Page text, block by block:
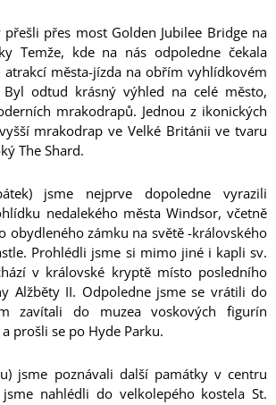
přes most Golden Jubilee Bridge na
Temže, kde na nás odpoledne čekala
atrakcí města-jízda na obřím vyhlídkovém
Byl odtud krásný výhled na celé město,
mrakodrapů. Jednou z ikonických
mrakodrap ve Velké Británii ve tvaru
The Shard.
jsme nejprve dopoledne vyrazili
nedalekého města Windsor, včetně
obydleného zámku na světě -královského
Prohlédli jsme si mimo jiné i kapli sv.
v královské kryptě místo posledního
Alžběty II. Odpoledne jsme se vrátili do
zavítali do muzea voskových figurín
prošli se po Hyde Parku.
jsme poznávali další památky v centru
nahlédli do velkolepého kostela St.